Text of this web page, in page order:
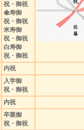
祝・御祝
傘寿御
祝・御祝
米寿御
祝・御祝
白寿御
祝・御祝
内祝
入学御
祝・御祝
内祝
卒業御
祝・御祝